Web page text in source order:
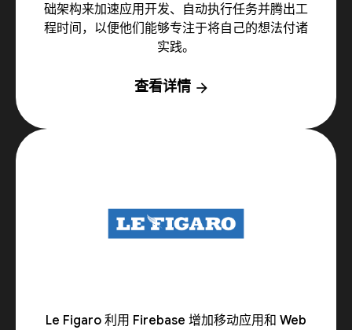
础架构来加速应用开发、自动执行任务并腾出工
程时间，以便他们能够专注于将自己的想法付诸
实践。
查看详情 arrow_forward
Le Figaro 利用 Firebase 增加移动应用和 Web